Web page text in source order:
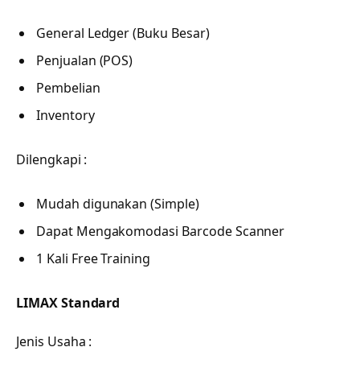
General Ledger (Buku Besar)
Penjualan (POS)
Pembelian
Inventory
Dilengkapi :
Mudah digunakan (Simple)
Dapat Mengakomodasi Barcode Scanner
1 Kali Free Training
LIMAX Standard
Jenis Usaha :